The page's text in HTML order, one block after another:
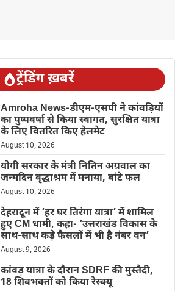
ट्रेंडिंग ख़बरें
Amroha News-डीएम-एसपी ने कांवड़ियों
का पुष्पवर्षा से किया स्वागत, सुरक्षित यात्रा
के लिए वितरित किए हेलमेट
August 10, 2026
योगी सरकार के मंत्री नितिन अग्रवाल का
जन्मदिन वृद्धाश्रम में मनाया, बांटे फल
August 10, 2026
देहरादून में ‘हर घर तिरंगा यात्रा’ में शामिल
हुए CM धामी, कहा- ‘उत्तराखंड विकास के
साथ-साथ कड़े फैसलों में भी है नंबर वन’
August 9, 2026
कांवड़ यात्रा के दौरान SDRF की मुस्तैदी,
18 शिवभक्तों को किया रेस्क्यू